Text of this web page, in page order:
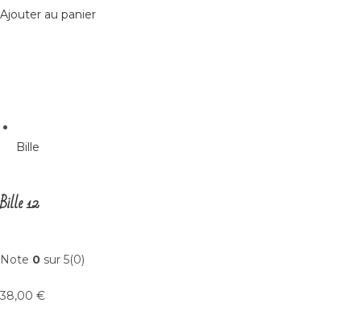
Ajouter au panier
Bille
Bille 12
Note 0 sur 5(0)
38,00 €